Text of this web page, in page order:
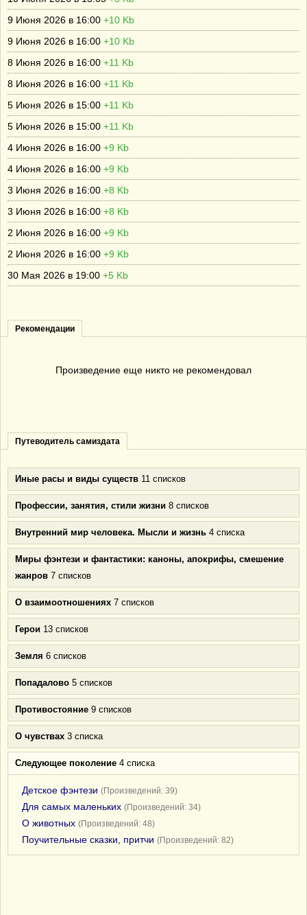
9 Июня 2026 в 16:00 +10 Kb
9 Июня 2026 в 16:00 +10 Kb
8 Июня 2026 в 16:00 +11 Kb
8 Июня 2026 в 16:00 +11 Kb
5 Июня 2026 в 15:00 +11 Kb
5 Июня 2026 в 15:00 +11 Kb
4 Июня 2026 в 16:00 +9 Kb
4 Июня 2026 в 16:00 +9 Kb
3 Июня 2026 в 16:00 +8 Kb
3 Июня 2026 в 16:00 +8 Kb
2 Июня 2026 в 16:00 +9 Kb
2 Июня 2026 в 16:00 +9 Kb
30 Мая 2026 в 19:00 +5 Kb
Рекомендации
Произведение еще никто не рекомендовал
Путеводитель самиздата
Иные расы и виды существ 11 списков
Профессии, занятия, стили жизни 8 списков
Внутренний мир человека. Мысли и жизнь 4 списка
Миры фэнтези и фантастики: каноны, апокрифы, смешение
жанров 7 списков
О взаимоотношениях 7 списков
Герои 13 списков
Земля 6 списков
Попадалово 5 списков
Противостояние 9 списков
О чувствах 3 списка
Следующее поколение 4 списка
Детское фэнтези (Произведений: 39)
Для самых маленьких (Произведений: 34)
О животных (Произведений: 48)
Поучительные сказки, притчи (Произведений: 82)